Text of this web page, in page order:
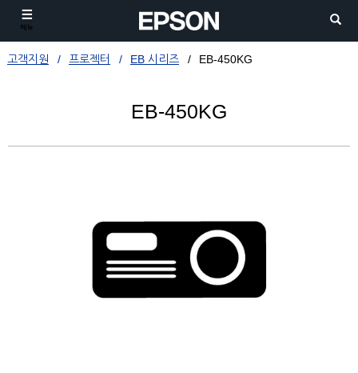
메뉴
고객지원 프로젝터 EB 시리즈 EB-450KG
EB-450KG